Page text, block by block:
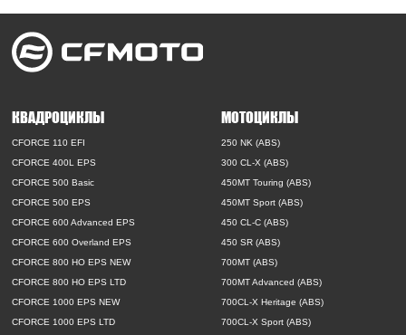
КВАДРОЦИКЛЫ
CFORCE 110 EFI
CFORCE 400L EPS
CFORCE 500 Basic
CFORCE 500 EPS
CFORCE 600 Advanced EPS
CFORCE 600 Overland EPS
CFORCE 800 HO EPS NEW
CFORCE 800 HO EPS LTD
CFORCE 1000 EPS NEW
CFORCE 1000 EPS LTD
МОТОЦИКЛЫ
250 NK (ABS)
300 CL-X (ABS)
450MT Touring (ABS)
450MT Sport (ABS)
450 CL-C (ABS)
450 SR (ABS)
700MT (ABS)
700MT Advanced (ABS)
700CL-X Heritage (ABS)
700CL-X Sport (ABS)